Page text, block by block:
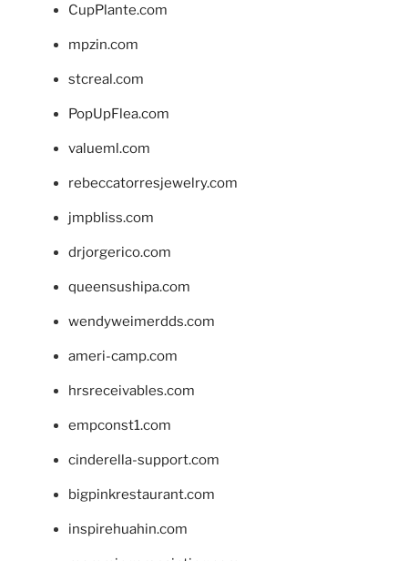
CupPlante.com
mpzin.com
stcreal.com
PopUpFlea.com
valueml.com
rebeccatorresjewelry.com
jmpbliss.com
drjorgerico.com
queensushipa.com
wendyweimerdds.com
ameri-camp.com
hrsreceivables.com
empconst1.com
cinderella-support.com
bigpinkrestaurant.com
inspirehuahin.com